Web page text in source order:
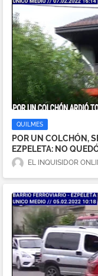
QUILMES
POR UN COLCHÓN,
EZPELETA: NO
EL INQUISIDOR